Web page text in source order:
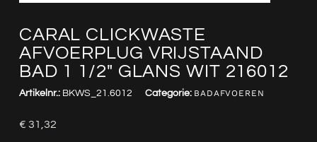
CARAL CLICKWASTE
AFVOERPLUG VRIJSTAAND
BAD 1 1/2″ GLANS WIT 216012
Artikelnr.: BKWS_21.6012 Categorie: BADAFVOEREN
€ 31,32